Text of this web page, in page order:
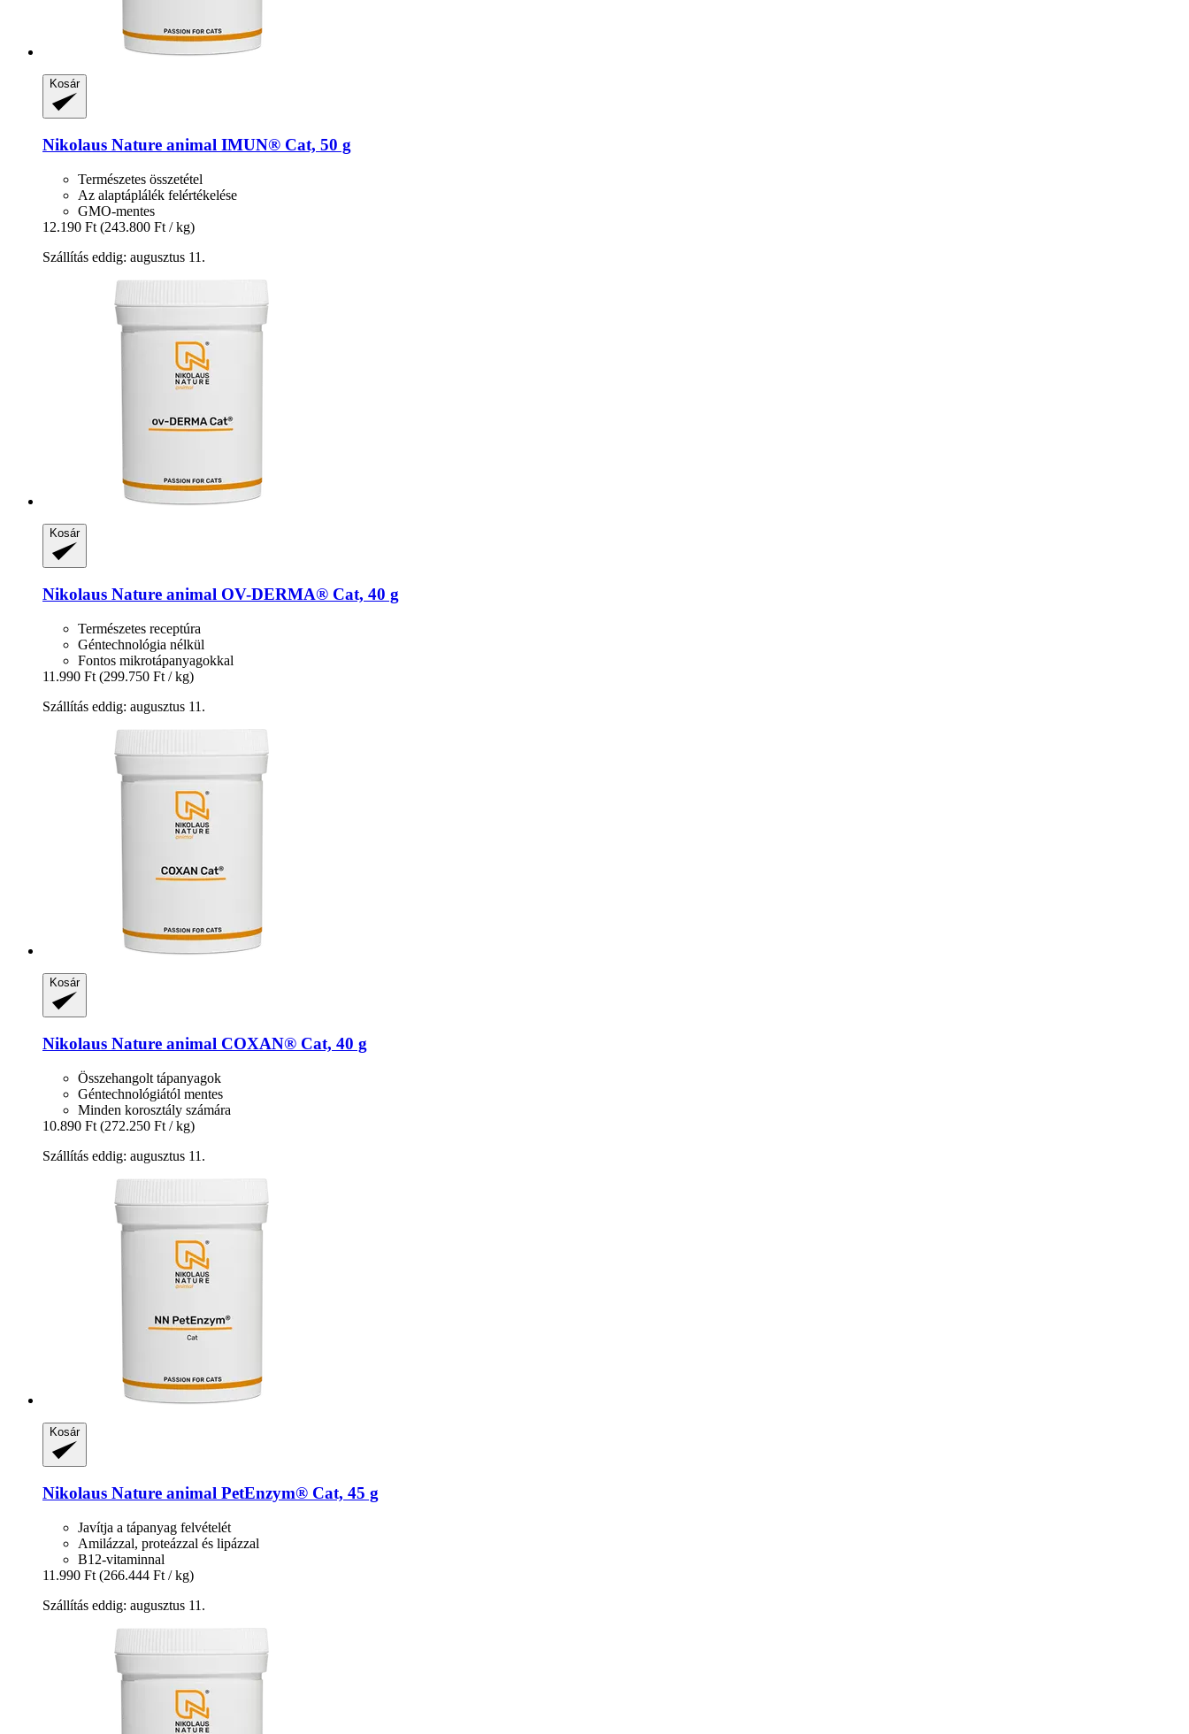
Kosár
Nikolaus Nature animal IMUN® Cat, 50 g
Természetes összetétel
Az alaptáplálék felértékelése
GMO-mentes
12.190 Ft (243.800 Ft / kg)
Szállítás eddig: augusztus 11.
Kosár
Nikolaus Nature animal OV-​DERMA® Cat, 40 g
Természetes receptúra
Géntechnológia nélkül
Fontos mikrotápanyagokkal
11.990 Ft (299.750 Ft / kg)
Szállítás eddig: augusztus 11.
Kosár
Nikolaus Nature animal COXAN® Cat, 40 g
Összehangolt tápanyagok
Géntechnológiától mentes
Minden korosztály számára
10.890 Ft (272.250 Ft / kg)
Szállítás eddig: augusztus 11.
Kosár
Nikolaus Nature animal PetEnzym® Cat, 45 g
Javítja a tápanyag felvételét
Amilázzal, proteázzal és lipázzal
B12-vitaminnal
11.990 Ft (266.444 Ft / kg)
Szállítás eddig: augusztus 11.